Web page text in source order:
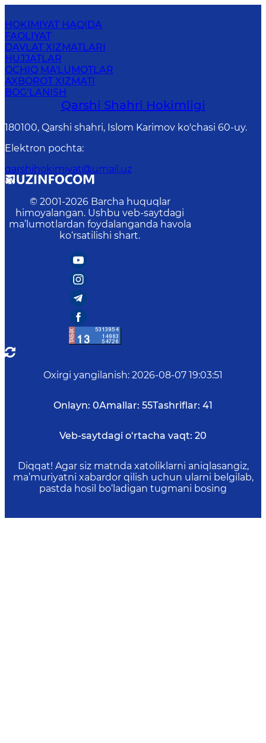
HOKIMIYAT HAQIDA
FAOLIYAT
DAVLAT XIZMATLARI
HUJJATLAR
OCHIQ MA'LUMOTLAR
AXBOROT XIZMATI
BOG‘LANISH
Qarshi Shahri Hokimligi
180100, Qarshi shahri, Islom Karimov ko'chasi 60-uy.
Elektron pochta:
qarshihokimiyat@umail.uz
© 2001-2026 Barcha huquqlar
himoyalangan. Ushbu veb-saytdagi
ma’lumotlardan foydalanganda havola
ko‘rsatilishi shart.
Oxirgi yangilanish: 2026-08-07 19:03:51
Onlayn: 0Amallar: 55Tashriflar: 41
Veb-saytdagi o‘rtacha vaqt: 20
Diqqat! Agar siz matnda xatoliklarni aniqlasangiz,
ma’muriyatni xabardor qilish uchun ularni belgilab,
pastda hosil bo‘ladigan tugmani bosing